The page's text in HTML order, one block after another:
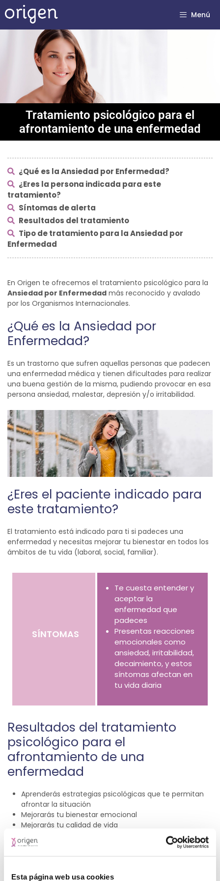
Esta página web usa cookies
Menú
Tratamiento psicológico para el
afrontamiento de una enfermedad
¿Qué es la Ansiedad por Enfermedad?
¿Eres la persona indicada para este
tratamiento?
Síntomas de alerta
Resultados del tratamiento
Tipo de tratamiento para la Ansiedad por
Enfermedad
En Origen te ofrecemos el tratamiento psicológico para la
Ansiedad por Enfermedad más reconocido y avalado
por los Organismos Internacionales.
¿Qué es la Ansiedad por
Enfermedad?
Es un trastorno que sufren aquellas personas que padecen
una enfermedad médica y tienen dificultades para realizar
una buena gestión de la misma, pudiendo provocar en esa
persona ansiedad, malestar, depresión y/o irritabilidad.
¿Eres el paciente indicado para
este tratamiento?
El tratamiento está indicado para ti si padeces una
enfermedad y necesitas mejorar tu bienestar en todos los
ámbitos de tu vida (laboral, social, familiar).
SÍNTOMAS
Te cuesta entender y
aceptar la
enfermedad que
padeces
Presentas reacciones
emocionales como
ansiedad, irritabilidad,
decaimiento, y estos
síntomas afectan en
tu vida diaria
Resultados del tratamiento
psicológico para el
afrontamiento de una
enfermedad
Aprenderás estrategias psicológicas que te permitan
afrontar la situación
Mejorarás tu bienestar emocional
Mejorarás tu calidad de vida
Tipo de tratamiento para la
Ansiedad por Enfermedad